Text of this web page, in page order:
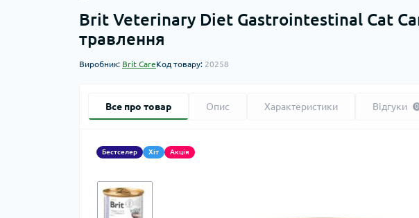
Brit Veterinary Diet Gastrointestinal Cat
травлення
Виробник: Brit CareКод товару: 20258
Все про товар Опис Характеристики Відгуки 0
Бестселер Хіт Акція